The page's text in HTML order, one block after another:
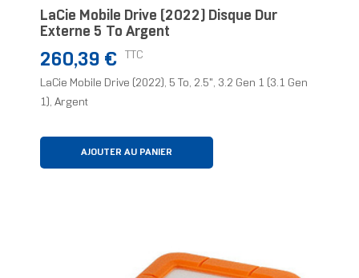
LaCie Mobile Drive (2022) Disque Dur
Externe 5 To Argent
Prix
260,39 € TTC
LaCie Mobile Drive (2022), 5 To, 2.5", 3.2 Gen 1 (3.1 Gen
1), Argent
AJOUTER AU PANIER